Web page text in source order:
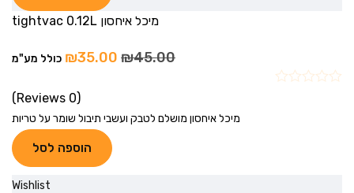
מיכל איחסון tightvac 0.12L
₪45.00
₪35.00 כולל מע"מ
(0 Reviews)
מיכל איחסון מושלם לטבק ועשבי תיבול שומר על טריות
הוספה לסל
Wishlist